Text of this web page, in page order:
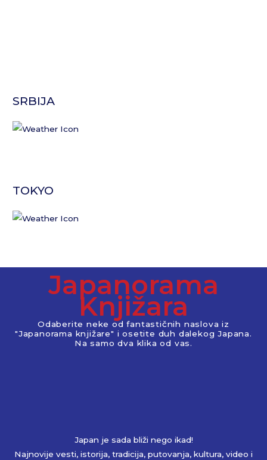
SRBIJA
TOKYO
Japanorama
Knjižara
Odaberite neke od fantastičnih naslova iz
"Japanorama knjižare" i osetite duh dalekog Japana.
Na samo dva klika od vas.
Japan je sada bliži nego ikad!
Najnovije vesti, istorija, tradicija, putovanja, kultura, video i